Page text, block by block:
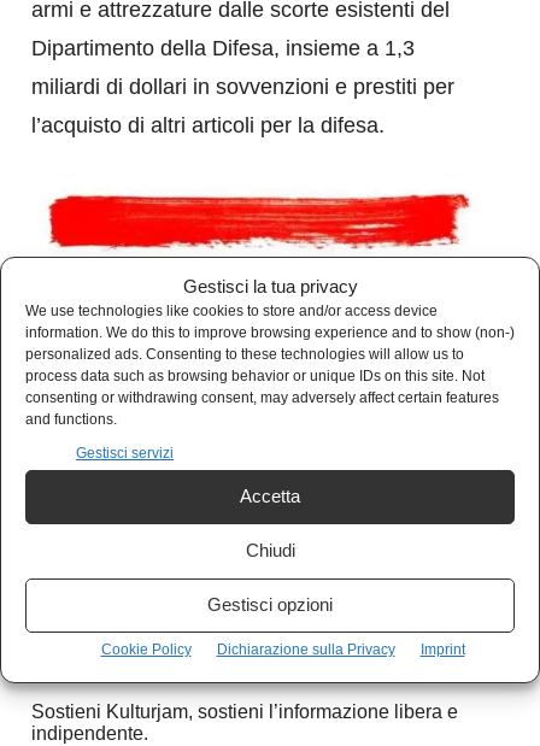
Gestisci la tua privacy
We use technologies like cookies to store and/or access device
information. We do this to improve browsing experience and to show (non-)
personalized ads. Consenting to these technologies will allow us to
process data such as browsing behavior or unique IDs on this site. Not
consenting or withdrawing consent, may adversely affect certain features
and functions.
Gestisci servizi
Accetta
Chiudi
Gestisci opzioni
Cookie Policy Dichiarazione sulla Privacy Imprint
armi e attrezzature dalle scorte esistenti del
Dipartimento della Difesa, insieme a 1,3
miliardi di dollari in sovvenzioni e prestiti per
l’acquisto di altri articoli per la difesa.
Sostieni Kulturjam
Kulturjam.it è un quotidiano indipendente
senza finanziamenti, completamente gratuito.
I nostri articoli sono gratuiti e lo saranno
Se vuoi sostenerci e aiutarci a crescere,
nessuna donazione, ma puoi acquistare i nostri
gadget.
Sostieni Kulturjam, sostieni l’informazione libera e
indipendente.